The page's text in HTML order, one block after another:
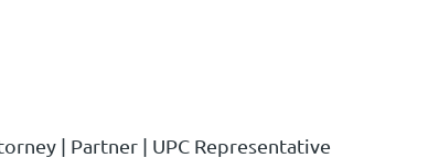
| Partner | UPC Representative